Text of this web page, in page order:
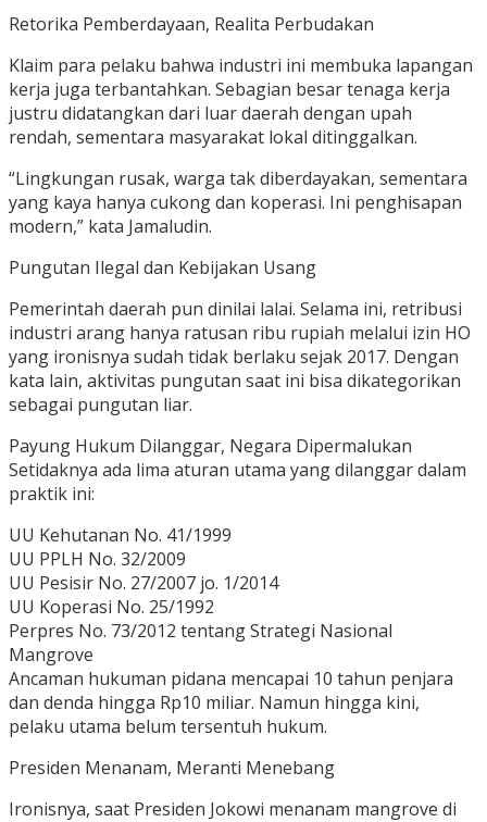
Retorika Pemberdayaan, Realita Perbudakan
Klaim para pelaku bahwa industri ini membuka lapangan
kerja juga terbantahkan. Sebagian besar tenaga kerja
justru didatangkan dari luar daerah dengan upah
rendah, sementara masyarakat lokal ditinggalkan.
“Lingkungan rusak, warga tak diberdayakan, sementara
yang kaya hanya cukong dan koperasi. Ini penghisapan
modern,” kata Jamaludin.
Pungutan Ilegal dan Kebijakan Usang
Pemerintah daerah pun dinilai lalai. Selama ini, retribusi
industri arang hanya ratusan ribu rupiah melalui izin HO
yang ironisnya sudah tidak berlaku sejak 2017. Dengan
kata lain, aktivitas pungutan saat ini bisa dikategorikan
sebagai pungutan liar.
Payung Hukum Dilanggar, Negara Dipermalukan
Setidaknya ada lima aturan utama yang dilanggar dalam
praktik ini:
UU Kehutanan No. 41/1999
UU PPLH No. 32/2009
UU Pesisir No. 27/2007 jo. 1/2014
UU Koperasi No. 25/1992
Perpres No. 73/2012 tentang Strategi Nasional
Mangrove
Ancaman hukuman pidana mencapai 10 tahun penjara
dan denda hingga Rp10 miliar. Namun hingga kini,
pelaku utama belum tersentuh hukum.
Presiden Menanam, Meranti Menebang
Ironisnya, saat Presiden Jokowi menanam mangrove di